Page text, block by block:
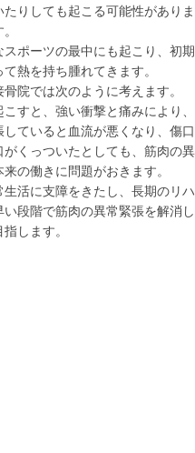
たりしても起こる可能性があり
スポーツの最中にも起こり、初
熱を持ち腫れてきます。
院では次のように考えます。
すと、強い衝撃と痛みにより
ていると血流が悪くなり、傷
がくっついたとしても、筋肉の
の働きに問題がおきます。
活に支障をきたし、長期のリ
い段階で筋肉の異常緊張を解消
します。